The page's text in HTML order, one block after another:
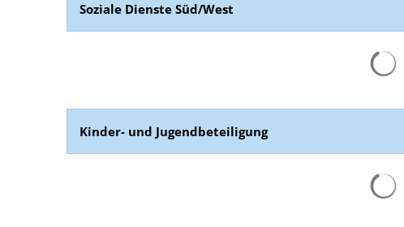
Soziale Dienste Süd/West
Kinder- und Jugendbeteiligung